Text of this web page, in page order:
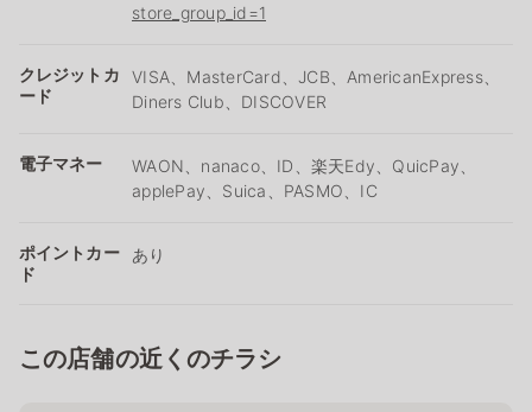
store_group_id=1
クレジットカ
ード
VISA、MasterCard、JCB、AmericanExpress、
Diners Club、DISCOVER
電子マネー
WAON、nanaco、ID、楽天Edy、QuicPay、
applePay、Suica、PASMO、IC
ポイントカー
ド
あり
この店舗の近くのチラシ